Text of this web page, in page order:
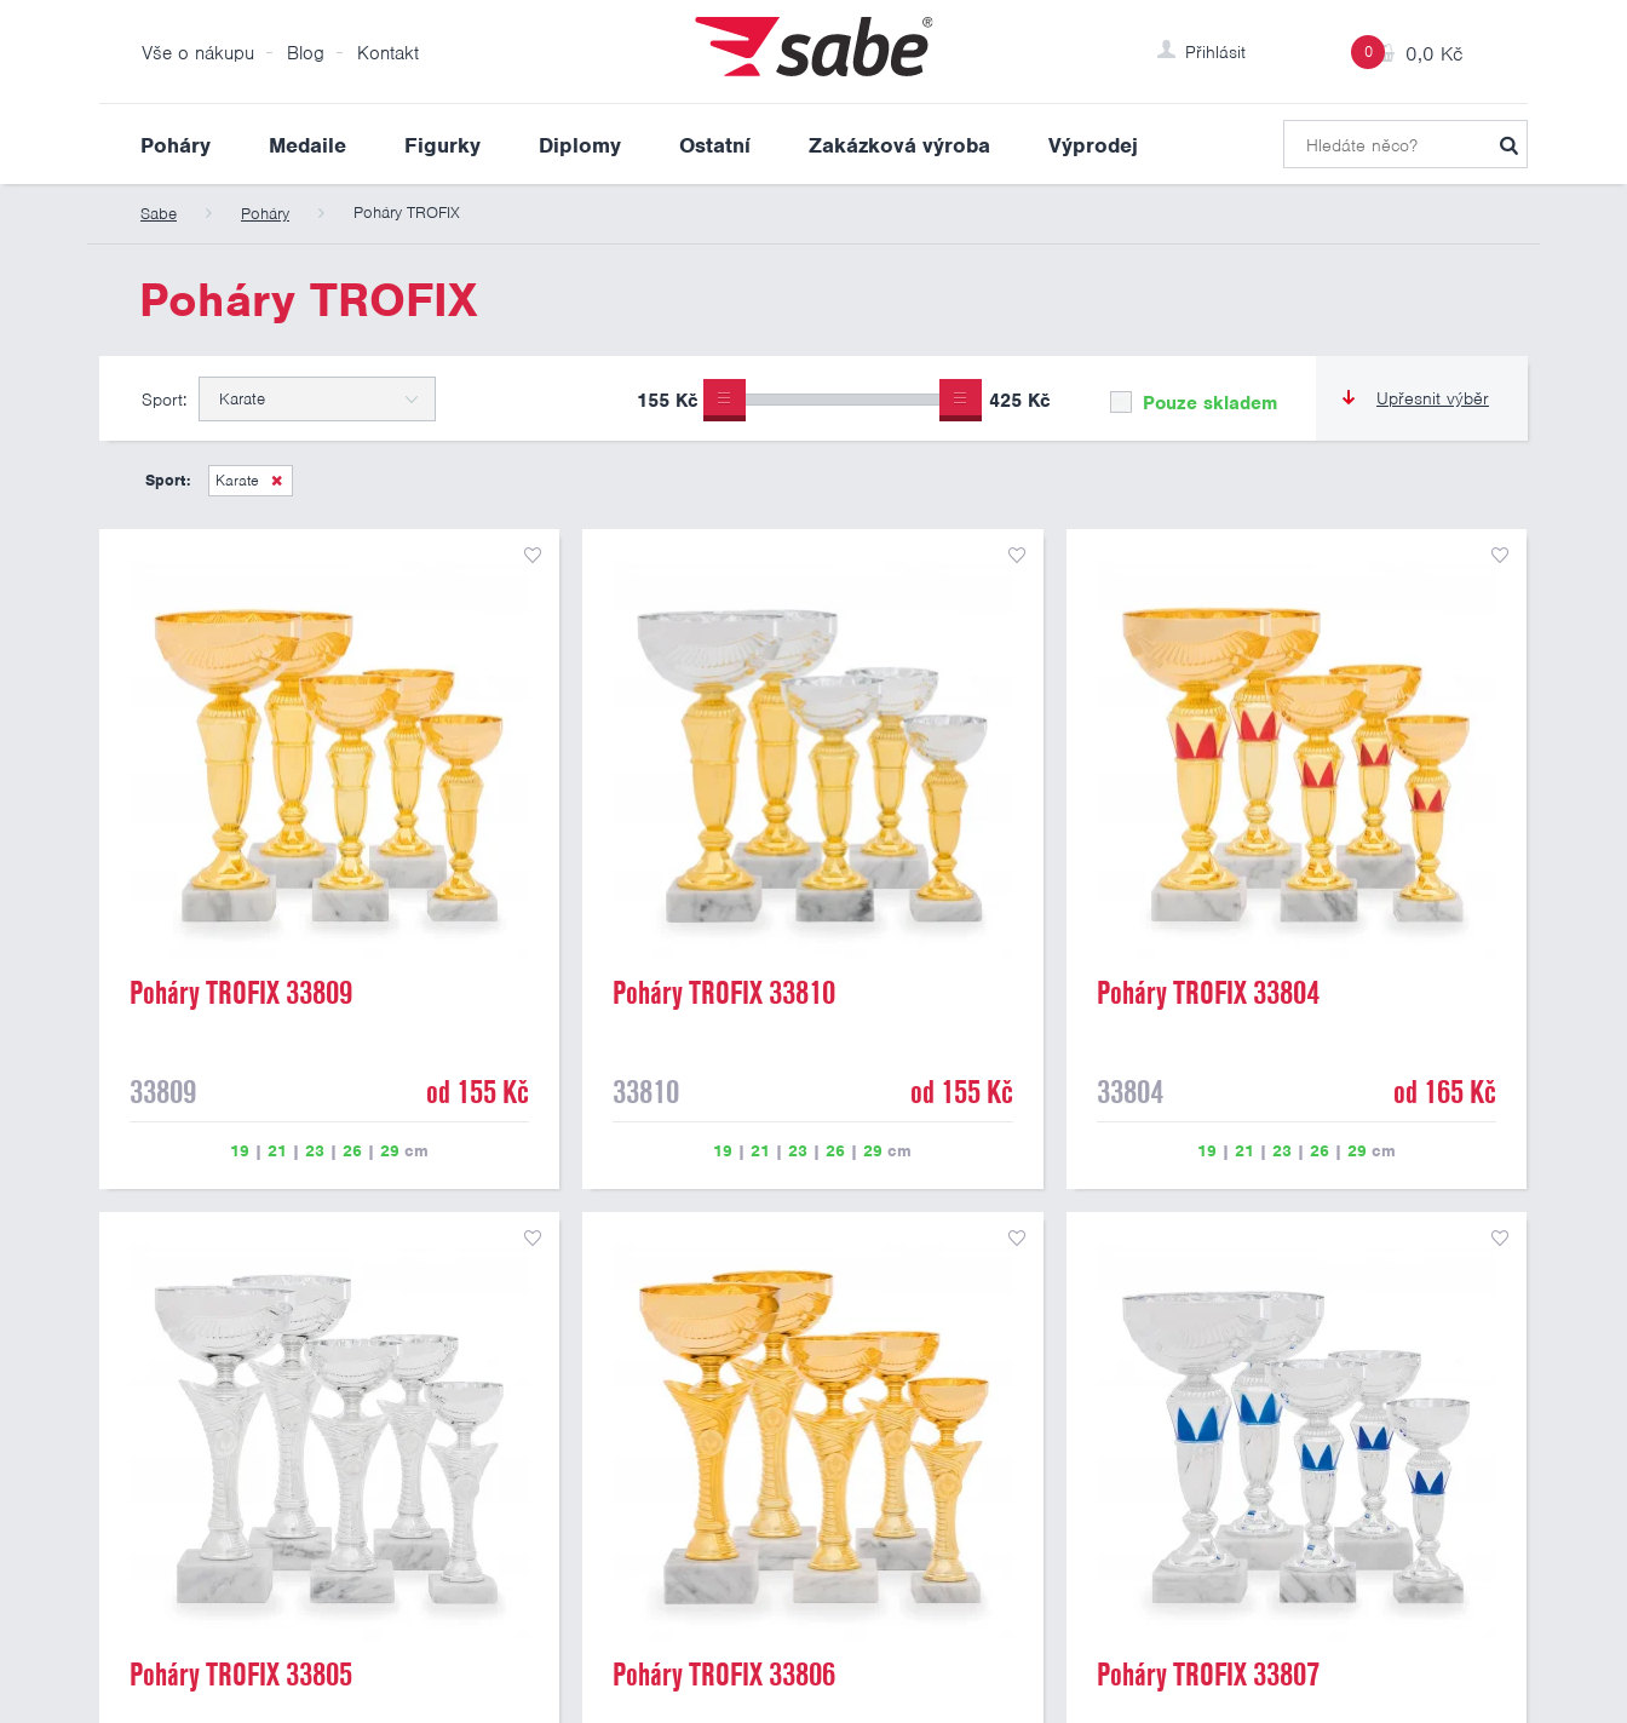
0 0,0 Kč
Přihlásit
Vše o nákupu Blog Kontakt
Poháry Medaile Figurky Diplomy Ostatní Zakázková výroba Výprodej
Sabe Poháry Poháry TROFIX
Poháry TROFIX
Upřesnit výběr
Sport: Karate Pouze skladem
155 Kč 425 Kč
Sport: Karate
Poháry TROFIX 33809
33809 od 155 Kč
19 | 21 | 23| 26| 29 cm
Poháry TROFIX 33810
33810 od 155 Kč
19 |21 |23 |26 |29 cm
Poháry TROFIX 33804
33804 od 165 Kč
19 | 21 | 23| 26| 29 cm
Poháry TROFIX 33805 Poháry TROFIX 33806 Poháry TROFIX 33807